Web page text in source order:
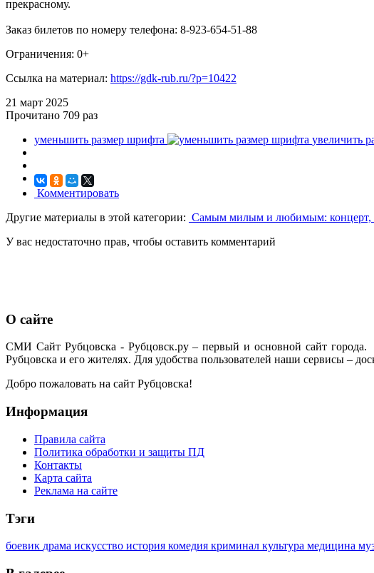
прекрасному.
Заказ билетов по номеру телефона: 8-923-654-51-88
Ограничения: 0+
Ссылка на материал: https://gdk-rub.ru/?p=10422
21 март 2025
Прочитано 709 раз
уменьшить размер шрифта
увеличить
Комментировать
Другие материалы в этой категории: Самым милым и любимым: концерт,
У вас недостаточно прав, чтобы оставить комментарий
О сайте
СМИ Сайт Рубцовска - Рубцовск.ру – первый и основной сайт
Рубцовска и его жителях. Для удобства пользователей наши сервисы –
Добро пожаловать на сайт Рубцовска!
Информация
Правила сайта
Политика обработки и защиты ПД
Контакты
Карта сайта
Реклама на сайте
Тэги
боевик драма искусство история комедия криминал культура медицина